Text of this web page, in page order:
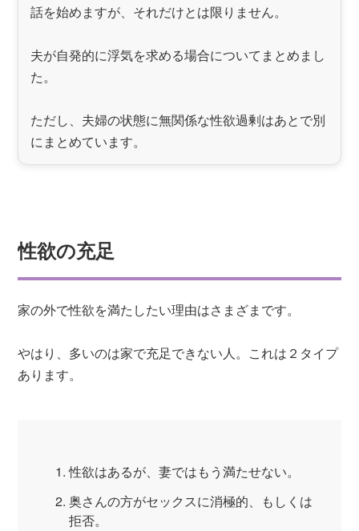
話を始めますが、それだけとは限りません。
夫が自発的に浮気を求める場合についてまとめまし
た。
ただし、夫婦の状態に無関係な性欲過剰はあとで別
にまとめています。
性欲の充足
家の外で性欲を満たしたい理由はさまざまです。
やはり、多いのは家で充足できない人。これは２タイプ
あります。
性欲はあるが、妻ではもう満たせない。
奥さんの方がセックスに消極的、もしくは
拒否。